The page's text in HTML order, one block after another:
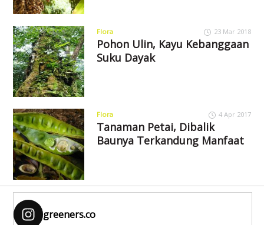
Flora 23 Mar 2018
Pohon Ulin, Kayu Kebanggaan
Suku Dayak
Flora 4 Apr 2017
Tanaman Petai, Dibalik
Baunya Terkandung Manfaat
greeners.co